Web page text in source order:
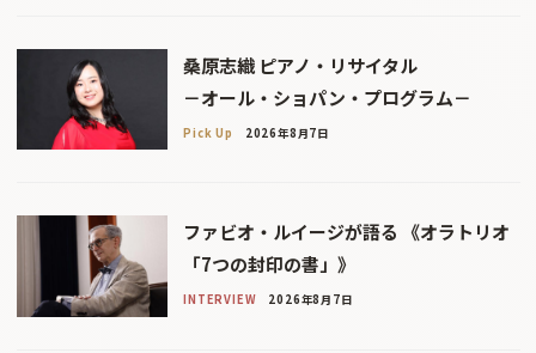
桑原志織 ピアノ・リサイタル
－オール・ショパン・プログラム－
Pick Up 2026年8月7日
ファビオ・ルイージが語る 《オラトリオ
「7つの封印の書」》
INTERVIEW 2026年8月7日